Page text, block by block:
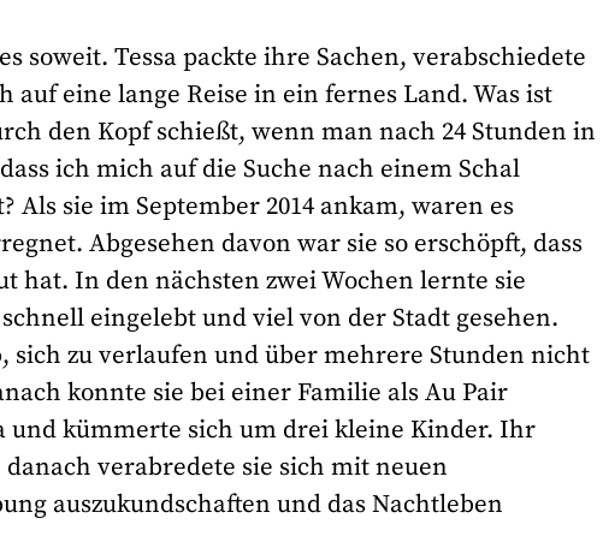
soweit. Tessa packte ihre Sachen, verabschiedete
auf eine lange Reise in ein fernes Land. Was ist
den Kopf schießt, wenn man nach 24 Stunden in
ich mich auf die Suche nach einem Schal
Als sie im September 2014 ankam, waren es
Abgesehen davon war sie so erschöpft, dass
hat. In den nächsten zwei Wochen lernte sie
eingelebt und viel von der Stadt gesehen.
sich zu verlaufen und über mehrere Stunden nicht
konnte sie bei einer Familie als Au Pair
und kümmerte sich um drei kleine Kinder. Ihr
verabredete sie sich mit neuen
auszukundschaften und das Nachtleben